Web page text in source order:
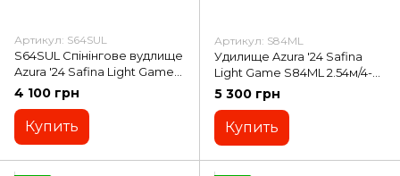
Артикул: S64SUL
S64SUL Cпінінговe вудлище
Azura '24 Safina Light Game
S64SUL 1.93м 0.2-3г
4 100 грн
Купить
Артикул: S84ML
Удилище Azura '24 Safina
Light Game S84ML 2.54м/4-
18г (S84ML)
5 300 грн
Купить